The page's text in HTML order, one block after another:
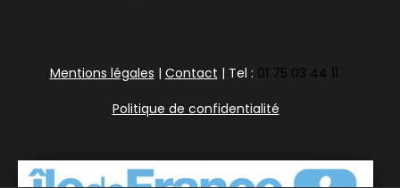
Mentions légales | Contact | Tel : 01 75 03 44 11
Politique de confidentialité